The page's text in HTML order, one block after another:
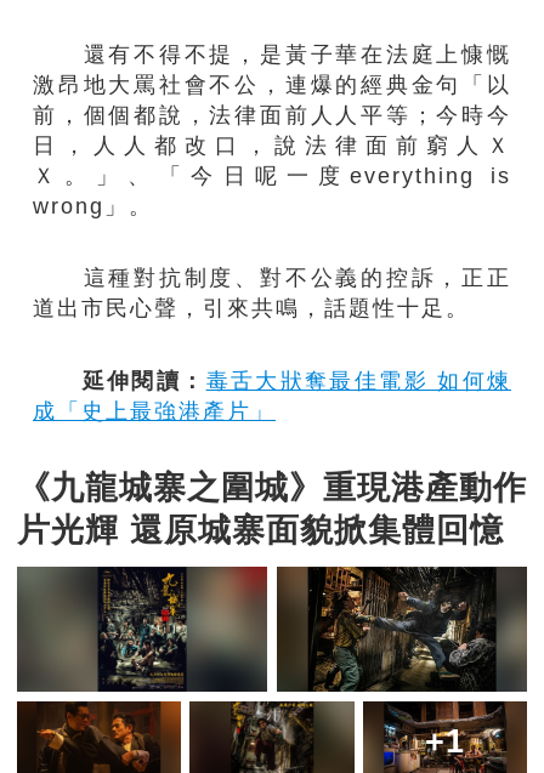
還有不得不提，是黃子華在法庭上慷慨
激昂地大罵社會不公，連爆的經典金句「以
前，個個都說，法律面前人人平等；今時今
日，人人都改口，說法律面前窮人Ｘ
Ｘ。」、「今日呢一度everything is
wrong」。
這種對抗制度、對不公義的控訴，正正
道出市民心聲，引來共鳴，話題性十足。
延伸閱讀： 毒舌大狀奪最佳電影 如何煉
成「史上最強港產片」
《九龍城寨之圍城》重現港產動作
片光輝 還原城寨面貌掀集體回憶
+1